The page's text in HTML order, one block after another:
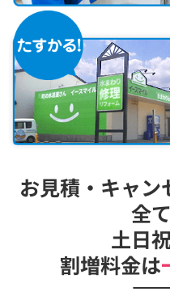
お見積・キャ
全て
土日
割増料金は